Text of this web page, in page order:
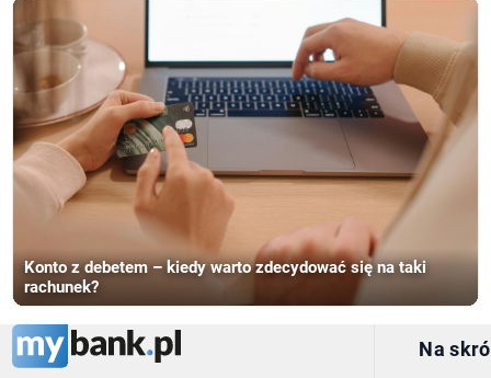
Konto z debetem – kiedy warto zdecydować się na taki
rachunek?
Na